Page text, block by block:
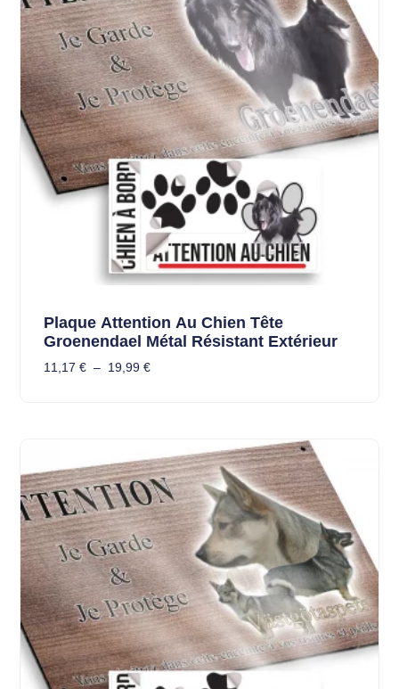
Plaque Attention Au Chien Tête
Groenendael Métal Résistant Extérieur
11,17 € – 19,99 €